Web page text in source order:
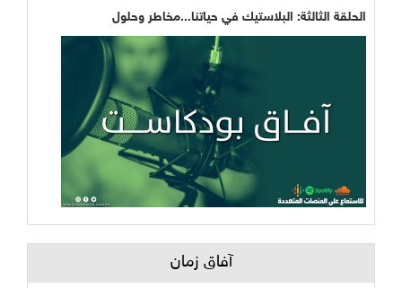
الحلقة الثالثة: البلاستيك في حياتنا...مخاطر وحلول
آفاق زمان